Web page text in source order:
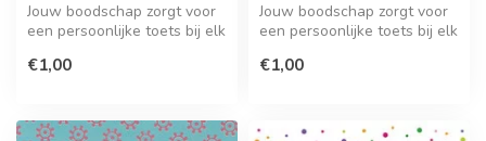
Jouw boodschap zorgt voor
een persoonlijke toets bij elk
€1,00
Jouw boodschap zorgt voor
een persoonlijke toets bij elk
€1,00